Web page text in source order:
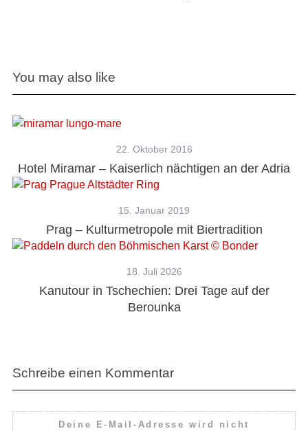
You may also like
22. Oktober 2016
Hotel Miramar – Kaiserlich nächtigen an der Adria
15. Januar 2019
Prag – Kulturmetropole mit Biertradition
18. Juli 2026
Kanutour in Tschechien: Drei Tage auf der
Berounka
Schreibe einen Kommentar
Deine E-Mail-Adresse wird nicht